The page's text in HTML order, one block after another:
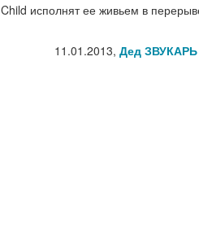
исполнят ее живьем в
11.01.2013, Дед ЗВУКАРЬ